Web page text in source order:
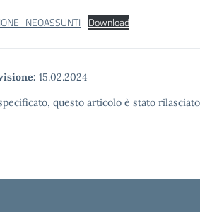
Download
15.02.2024
questo articolo è stato